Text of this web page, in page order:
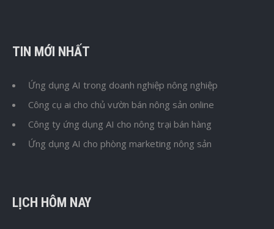
TIN MỚI NHẤT
Ứng dụng AI trong doanh nghiệp nông nghiệp
Công cụ ai cho chủ vườn bán nông sản online
Công ty ứng dụng AI cho nông trại bán hàng
Ứng dụng AI cho phòng marketing nông sản
LỊCH HÔM NAY